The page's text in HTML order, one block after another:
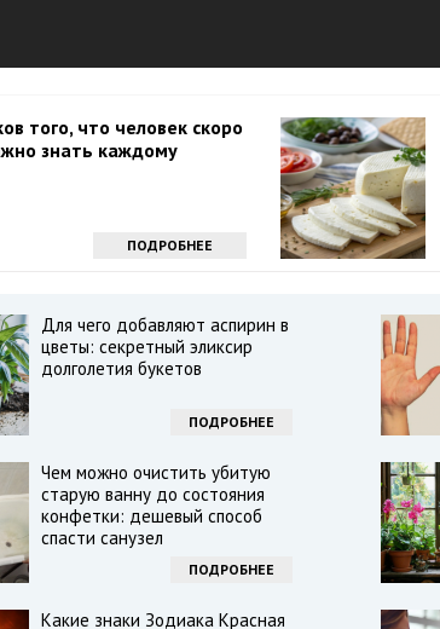
того, что человек скоро
знать каждому
ПОДРОБНЕЕ
Для чего добавляют аспирин в
цветы: секретный эликсир
долголетия букетов
ПОДРОБНЕЕ
Чем можно очистить убитую
старую ванну до состояния
конфетки: дешевый способ
спасти санузел
ПОДРОБНЕЕ
Какие знаки Зодиака Красная